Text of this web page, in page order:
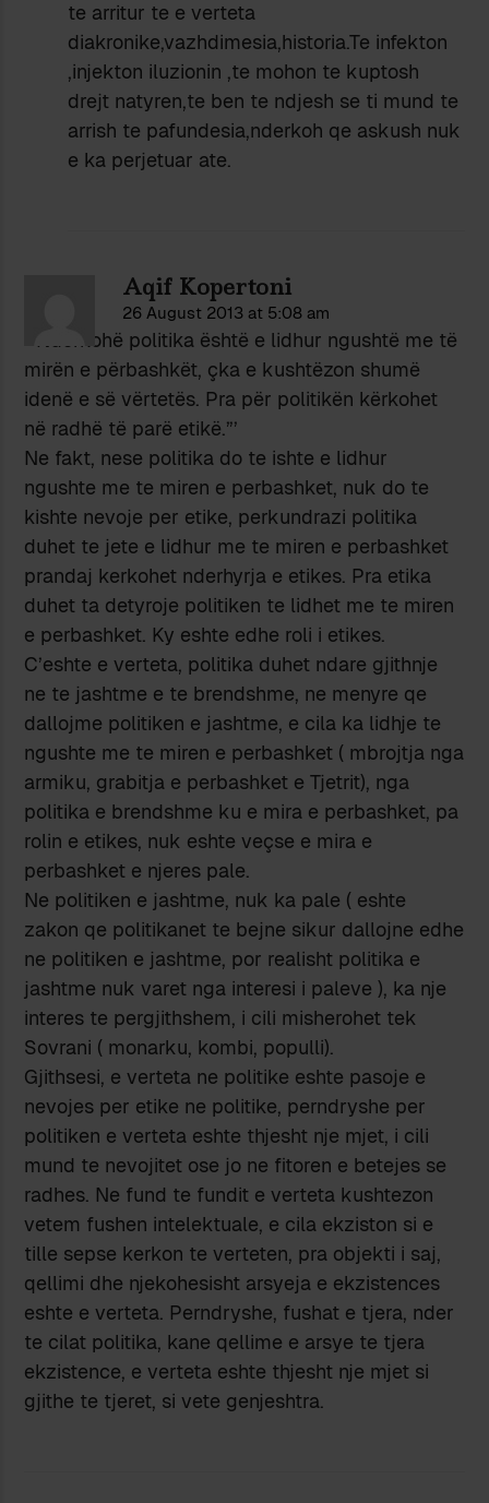
te arritur te e verteta
diakronike,vazhdimesia,historia.Te infekton
,injekton iluzionin ,te mohon te kuptosh
drejt natyren,te ben te ndjesh se ti mund te
arrish te pafundesia,nderkoh qe askush nuk
e ka perjetuar ate.
Aqif Kopertoni
26 August 2013 at 5:08 am
”’Ndërkohë politika është e lidhur ngushtë me të
mirën e përbashkët, çka e kushtëzon shumë
idenë e së vërtetës. Pra për politikën kërkohet
në radhë të parë etikë.”’
Ne fakt, nese politika do te ishte e lidhur
ngushte me te miren e perbashket, nuk do te
kishte nevoje per etike, perkundrazi politika
duhet te jete e lidhur me te miren e perbashket
prandaj kerkohet nderhyrja e etikes. Pra etika
duhet ta detyroje politiken te lidhet me te miren
e perbashket. Ky eshte edhe roli i etikes.
C’eshte e verteta, politika duhet ndare gjithnje
ne te jashtme e te brendshme, ne menyre qe
dallojme politiken e jashtme, e cila ka lidhje te
ngushte me te miren e perbashket ( mbrojtja nga
armiku, grabitja e perbashket e Tjetrit), nga
politika e brendshme ku e mira e perbashket, pa
rolin e etikes, nuk eshte veçse e mira e
perbashket e njeres pale.
Ne politiken e jashtme, nuk ka pale ( eshte
zakon qe politikanet te bejne sikur dallojne edhe
ne politiken e jashtme, por realisht politika e
jashtme nuk varet nga interesi i paleve ), ka nje
interes te pergjithshem, i cili misherohet tek
Sovrani ( monarku, kombi, populli).
Gjithsesi, e verteta ne politike eshte pasoje e
nevojes per etike ne politike, perndryshe per
politiken e verteta eshte thjesht nje mjet, i cili
mund te nevojitet ose jo ne fitoren e betejes se
radhes. Ne fund te fundit e verteta kushtezon
vetem fushen intelektuale, e cila ekziston si e
tille sepse kerkon te verteten, pra objekti i saj,
qellimi dhe njekohesisht arsyeja e ekzistences
eshte e verteta. Perndryshe, fushat e tjera, nder
te cilat politika, kane qellime e arsye te tjera
ekzistence, e verteta eshte thjesht nje mjet si
gjithe te tjeret, si vete genjeshtra.